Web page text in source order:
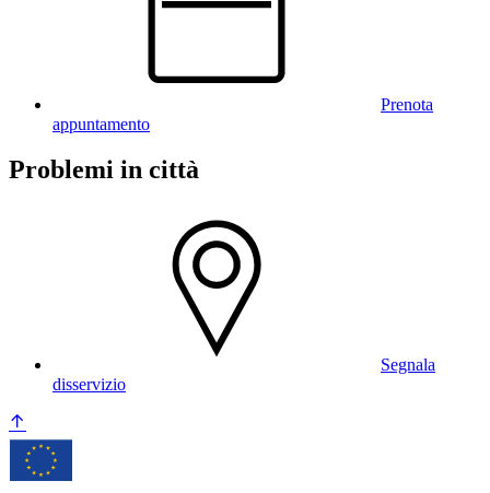
Prenota
appuntamento
Problemi in città
Segnala
disservizio